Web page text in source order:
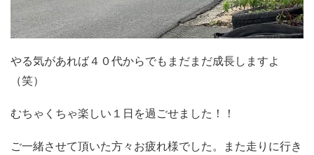
やる気があれば４０代からでもまだまだ成長しますよ
（笑）
むちゃくちゃ楽しい１日を過ごせました！！
ご一緒させて頂いた方々お疲れ様でした。また走りに行き